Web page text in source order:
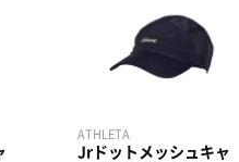
ATHLETA
Jrドットメッシュキャ